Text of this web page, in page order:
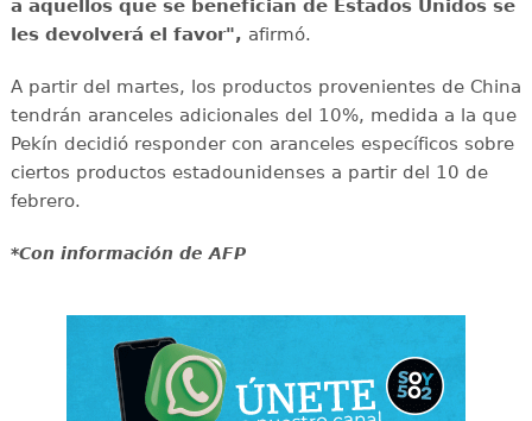
a aquellos que se benefician de Estados Unidos se
les devolverá el favor", afirmó.
A partir del martes, los productos provenientes de China
tendrán aranceles adicionales del 10%, medida a la que
Pekín decidió responder con aranceles específicos sobre
ciertos productos estadounidenses a partir del 10 de
febrero.
*Con información de AFP